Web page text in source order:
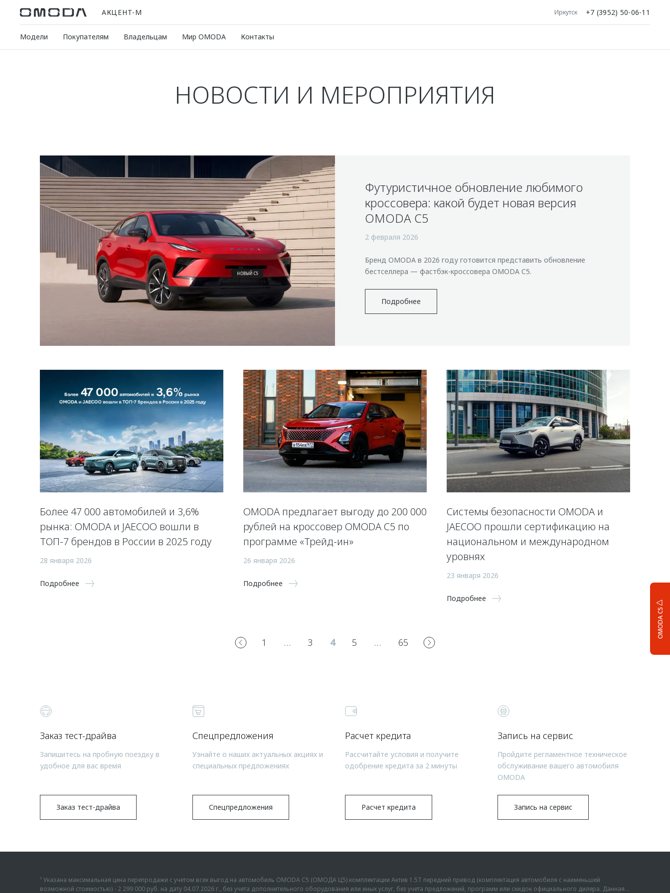
АКЦЕНТ-М Иркутск +7 (3952) 50-06-11
Модели Покупателям Владельцам Мир OMODA Контакты
OMODA C5
НОВОСТИ И МЕРОПРИЯТИЯ
Футуристичное обновление любимого
кроссовера: какой будет новая версия
OMODA C5
2 февраля 2026
Бренд OMODA в 2026 году готовится представить обновление
бестселлера — фастбэк-кроссовера OMODA C5.
Подробнее
Более 47 000 автомобилей и 3,6%
рынка: OMODA и JAECOO вошли в
ТОП-7 брендов в России в 2025 году
28 января 2026
Подробнее
OMODA предлагает выгоду до 200 000
рублей на кроссовер OMODA C5 по
программе «Трейд-ин»
26 января 2026
Подробнее
Системы безопасности OMODA и
JAECOO прошли сертификацию на
национальном и международном
уровнях
23 января 2026
Подробнее
1 … 3 4 5 … 65
Заказ тест-драйва
Запишитесь на пробную поездку в
удобное для вас время
Заказ тест-драйва
Спецпредложения
Узнайте о наших актуальных акциях и
специальных предложениях
Спецпредложения
Расчет кредита
Рассчитайте условия и получите
одобрение кредита за 2 минуты
Расчет кредита
Запись на сервис
Пройдите регламентное техническое
обслуживание вашего автомобиля
OMODA
Запись на сервис
¹ Указана максимальная цена перепродажи с учетом всех выгод на автомобиль OMODA C5 (ОМОДА Ц5) комплектации Актив 1.5Т передний привод (комплектация автомобиля с наименьшей
возможной стоимостью) - 2 299 000 руб. на дату 04.07.2026 г., без учета дополнительного оборудования или иных услуг, без учета предложений, программ или скидок официального дилера. Данная